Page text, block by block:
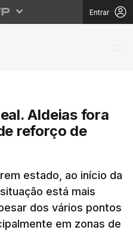
Entrar
Vila
Aldeias fora
reforço de
estado, ao início da
está mais
dos vários pontos
em zonas de